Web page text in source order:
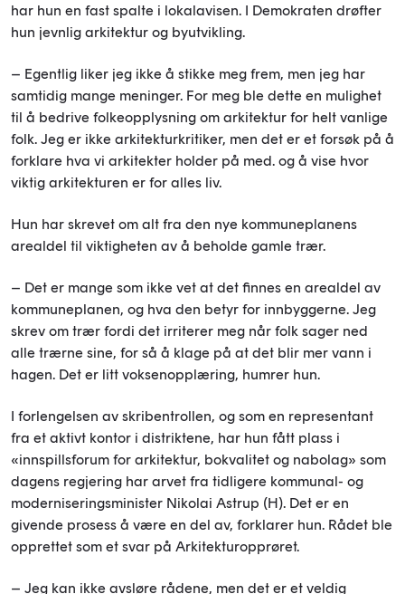
har hun en fast spalte i lokalavisen. I Demokraten drøfter
hun jevnlig arkitektur og byutvikling.
– Egentlig liker jeg ikke å stikke meg frem, men jeg har
samtidig mange meninger. For meg ble dette en mulighet
til å bedrive folkeopplysning om arkitektur for helt vanlige
folk. Jeg er ikke arkitekturkritiker, men det er et forsøk på å
forklare hva vi arkitekter holder på med. og å vise hvor
viktig arkitekturen er for alles liv.
Hun har skrevet om alt fra den nye kommuneplanens
arealdel til viktigheten av å beholde gamle trær.
– Det er mange som ikke vet at det finnes en arealdel av
kommuneplanen, og hva den betyr for innbyggerne. Jeg
skrev om trær fordi det irriterer meg når folk sager ned
alle trærne sine, for så å klage på at det blir mer vann i
hagen. Det er litt voksenopplæring, humrer hun.
I forlengelsen av skribentrollen, og som en representant
fra et aktivt kontor i distriktene, har hun fått plass i
«innspillsforum for arkitektur, bokvalitet og nabolag» som
dagens regjering har arvet fra tidligere kommunal- og
moderniseringsminister Nikolai Astrup (H). Det er en
givende prosess å være en del av, forklarer hun. Rådet ble
opprettet som et svar på Arkitekturopprøret.
– Jeg kan ikke avsløre rådene, men det er et veldig